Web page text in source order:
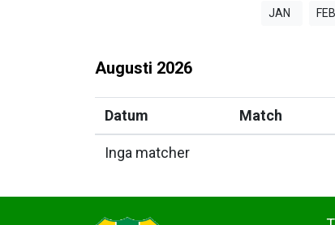
JAN FEB
Augusti 2026
Datum Match
Inga matcher